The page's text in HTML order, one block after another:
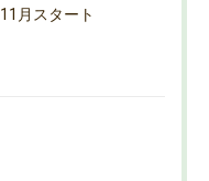
11月スタート